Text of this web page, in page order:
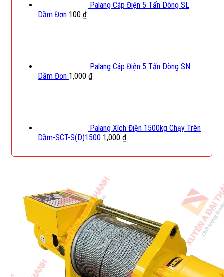
Palang Cáp Điện 5 Tấn Dòng SL
Dầm Đơn 100 ₫
Palang Cáp Điện 5 Tấn Dòng SN
Dầm Đơn 1,000 ₫
Palang Xích Điện 1500kg Chạy Trên
Dầm-SCT-S(D)1500 1,000 ₫